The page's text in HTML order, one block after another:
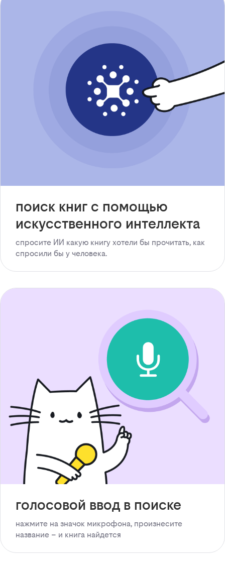
поиск книг с помощью
искусственного интеллекта
спросите ИИ какую книгу хотели бы прочитать, как
спросили бы у человека.
голосовой ввод в поиске
нажмите на значок микрофона, произнесите
название – и книга найдется